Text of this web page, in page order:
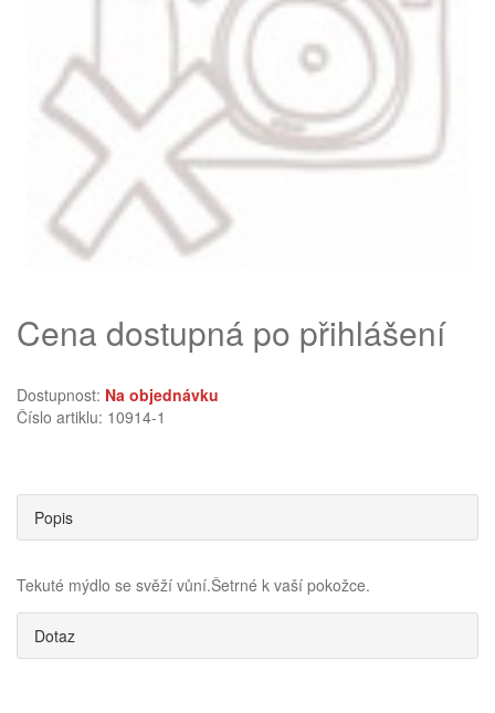
Cena dostupná po přihlášení
Dostupnost: Na objednávku
Číslo artiklu: 10914-1
Popis
Tekuté mýdlo se svěží vůní.Šetrné k vaší pokožce.
Dotaz